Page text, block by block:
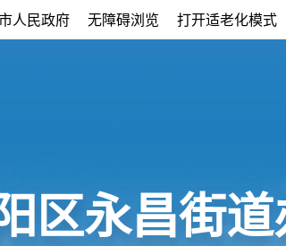
人民政府 无障碍浏览 打开适老化模式
区永昌街